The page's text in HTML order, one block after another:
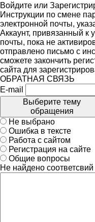
Войдите или
Инструкции по смене
электронной почты,
Аккаунт, привязанный к
почты, пока не
отправлено письмо с
сможете закончить
сайта для
ОБРАТНАЯ СВЯЗЬ
E-mail
Выберите тему
обращения
Не выбрано
Ошибка в тексте
Работа с сайтом
Регистрация на сайте
Общие вопросы
Не найдено соответсвий